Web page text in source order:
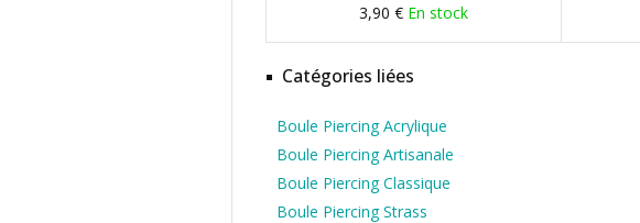
3,90 € En stock
Catégories liées
Boule Piercing Acrylique
Boule Piercing Artisanale
Boule Piercing Classique
Boule Piercing Strass